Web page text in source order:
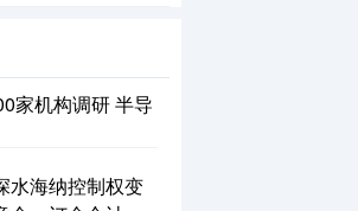
家机构调研 半导
水海纳控制权变